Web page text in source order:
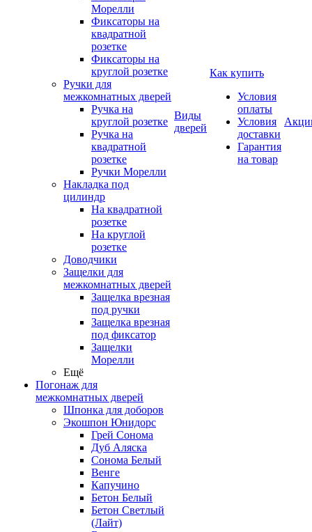
Морелли
Фиксаторы на
квадратной
розетке
Фиксаторы на
круглой розетке
Ручки для
межкомнатных дверей
Ручка на
круглой розетке
Ручка на
квадратной
розетке
Ручки Морелли
Накладка под
цилиндр
На квадратной
розетке
На круглой
розетке
Доводчики
Защелки для
межкомнатных дверей
Защелка врезная
под ручки
Защелка врезная
под фиксатор
Защелки
Морелли
Ещё
Погонаж для
межкомнатных дверей
Шпонка для доборов
Экошпон Юнидорс
Грей Сонома
Дуб Аляска
Сонома Белый
Венге
Капучино
Бетон Белый
Бетон Светлый
(Лайт)
Виды
дверей
Как купить
Условия
оплаты
Условия
доставки
Гарантия
на товар